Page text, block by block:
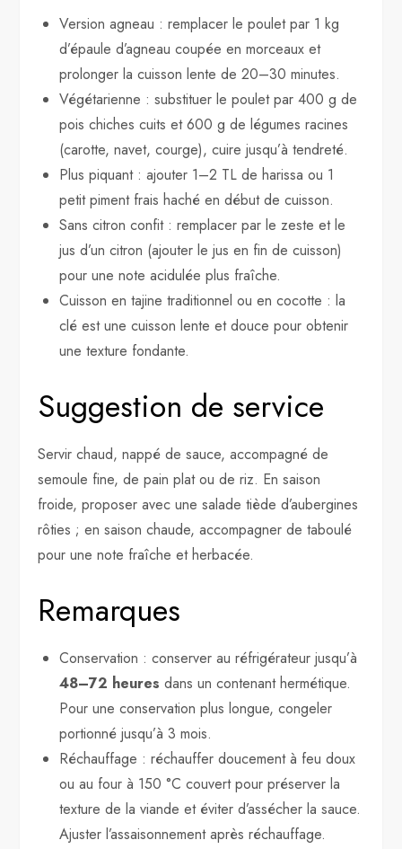
Version agneau : remplacer le poulet par 1 kg
d’épaule d’agneau coupée en morceaux et
prolonger la cuisson lente de 20–30 minutes.
Végétarienne : substituer le poulet par 400 g de
pois chiches cuits et 600 g de légumes racines
(carotte, navet, courge), cuire jusqu’à tendreté.
Plus piquant : ajouter 1–2 TL de harissa ou 1
petit piment frais haché en début de cuisson.
Sans citron confit : remplacer par le zeste et le
jus d’un citron (ajouter le jus en fin de cuisson)
pour une note acidulée plus fraîche.
Cuisson en tajine traditionnel ou en cocotte : la
clé est une cuisson lente et douce pour obtenir
une texture fondante.
Suggestion de service
Servir chaud, nappé de sauce, accompagné de
semoule fine, de pain plat ou de riz. En saison
froide, proposer avec une salade tiède d’aubergines
rôties ; en saison chaude, accompagner de taboulé
pour une note fraîche et herbacée.
Remarques
Conservation : conserver au réfrigérateur jusqu’à
48–72 heures dans un contenant hermétique.
Pour une conservation plus longue, congeler
portionné jusqu’à 3 mois.
Réchauffage : réchauffer doucement à feu doux
ou au four à 150 °C couvert pour préserver la
texture de la viande et éviter d’assécher la sauce.
Ajuster l’assaisonnement après réchauffage.